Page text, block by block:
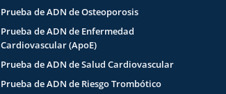
Prueba de ADN de Osteoporosis
Prueba de ADN de Enfermedad
Cardiovascular (ApoE)
Prueba de ADN de Salud Cardiovascular
Prueba de ADN de Riesgo Trombótico